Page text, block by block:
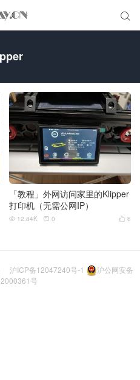

「教程」外网访问家里的Klipper
打印机（无需公网IP）
 6
 12.84K  0
沪ICP备12047240号-1
沪公网安备
号